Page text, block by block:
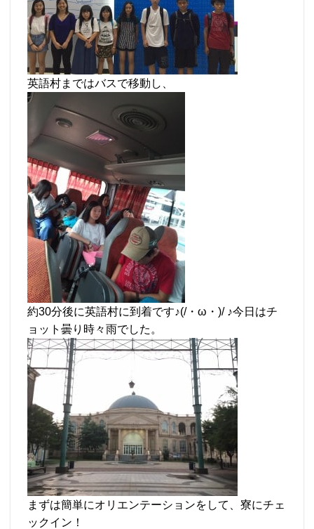
英語村まではバスで移動し、
約30分後に英語村に到着です♪(/・ω・)/ ♪今日はチ
ョット曇り時々雨でした。
まずは簡単にオリエンテーションをして、寮にチェ
ックイン！